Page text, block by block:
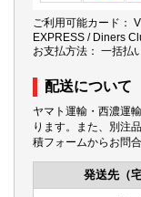
ご利用可能カード：
EXPRESS / Diners
お支払方法： 一括払
配送について
ヤマト運輸・西濃運
ります。また、別注
積フォームからお問
発送先（宅